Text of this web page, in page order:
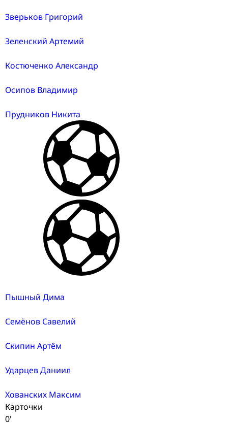
Зверьков Григорий
Зеленский Артемий
Костюченко Александр
Осипов Владимир
Прудников Никита
Пышный Дима
Семёнов Савелий
Скипин Артём
Ударцев Даниил
Хованских Максим
Карточки
0'